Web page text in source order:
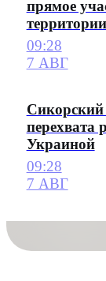
прямое
09:28
7 АВГ
Сикорский
перехвата
Украиной
09:28
7 АВГ